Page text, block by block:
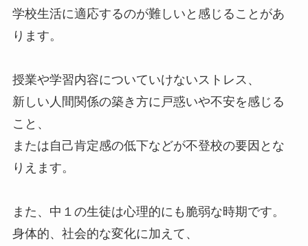
学校生活に適応するのが難しいと感じることがあ
ります。
授業や学習内容についていけないストレス、
新しい人間関係の築き方に戸惑いや不安を感じる
こと、
または自己肯定感の低下などが不登校の要因とな
りえます。
また、中１の生徒は心理的にも脆弱な時期です。
身体的、社会的な変化に加えて、